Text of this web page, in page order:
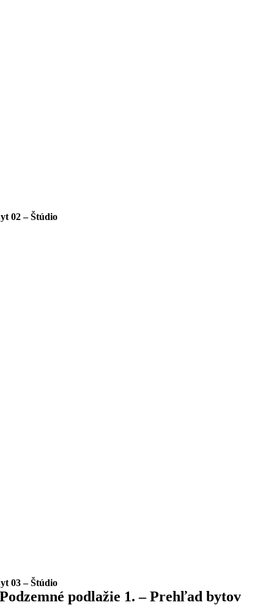
02 – Štúdio
03 – Štúdio
Podzemné podlažie 1. – Prehľad bytov